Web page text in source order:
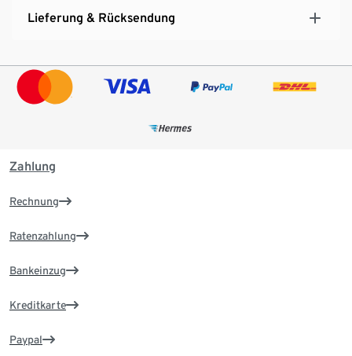
Lieferung & Rücksendung
Zahlung
Rechnung
Ratenzahlung
Bankeinzug
Kreditkarte
Paypal